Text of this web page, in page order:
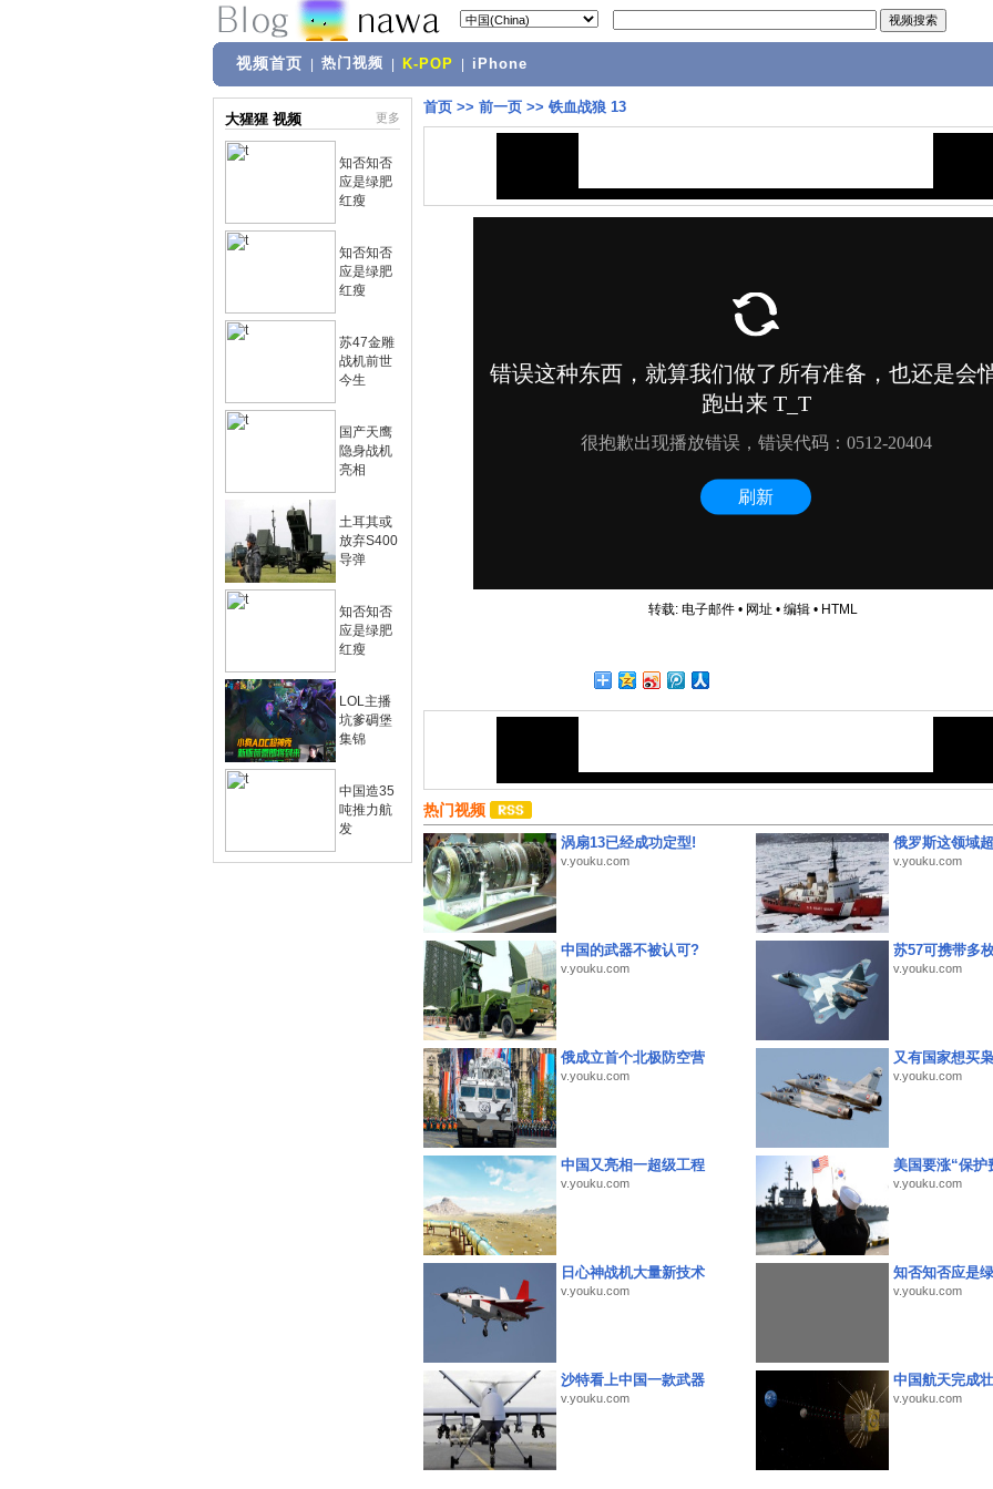
视频首页 热门视频 K-POP iPhone
大猩猩 视频 更多
知否知否
应是绿肥
红瘦
知否知否
应是绿肥
红瘦
苏47金雕
战机前世
今生
国产天鹰
隐身战机
亮相
土耳其或
放弃S400
导弹
知否知否
应是绿肥
红瘦
LOL主播
坑爹碉堡
集锦
中国造35
吨推力航
发
首页 >> 前一页 >> 铁血战狼 13
转载: 电子邮件• 网址 • 编辑• HTML
热门视频
涡扇13已经成功定型!
v.youku.com
俄罗斯这领域
v.youku.com
中国的武器不被认可?
v.youku.com
苏57可携带多
v.youku.com
俄成立首个北极防空营
v.youku.com
又有国家想买
v.youku.com
中国又亮相一超级工程
v.youku.com
美国要涨“保护
v.youku.com
日心神战机大量新技术
v.youku.com
知否知否应是
v.youku.com
沙特看上中国一款武器
v.youku.com
中国航天完成
v.youku.com